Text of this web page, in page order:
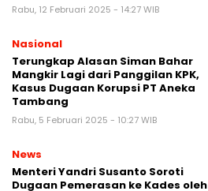
Rabu, 12 Februari 2025 - 14:27 WIB
Nasional
Terungkap Alasan Siman Bahar
Mangkir Lagi dari Panggilan KPK,
Kasus Dugaan Korupsi PT Aneka
Tambang
Rabu, 5 Februari 2025 - 10:27 WIB
News
Menteri Yandri Susanto Soroti
Dugaan Pemerasan ke Kades oleh